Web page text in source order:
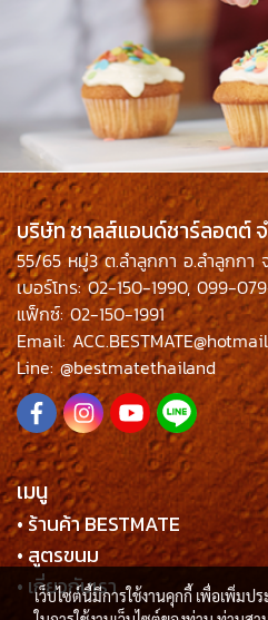
บริษัท ชาลส์แอนด์ชาร์ลอตต์
55/65 หมู่3 ต.ลำลูกกา อ.ลำลูกกา
เบอร์โทร: 02-150-1990, 099-
แฟ็กซ์: 02-150-1991
Email:
Line: @bestmatethailand
เมนู
• ร้านค้า BESTMATE
• สูตรขนม
• เกี่ยวกับเรา
เว็บไซต์นี้มีการใช้งานคุกกี้ เพื่อเพิ่ม